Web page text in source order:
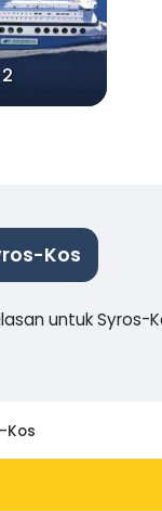
Kos
untuk Syros-
Kos